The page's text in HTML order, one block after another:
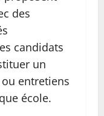
des
candidats
un
entretiens
école.